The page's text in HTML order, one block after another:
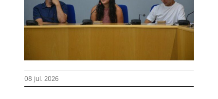
08 jul. 2026